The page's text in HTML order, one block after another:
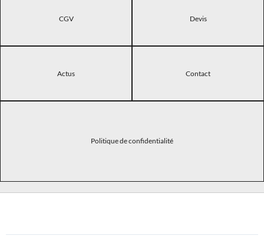
CGV Devis
Actus Contact
Politique de confidentialité